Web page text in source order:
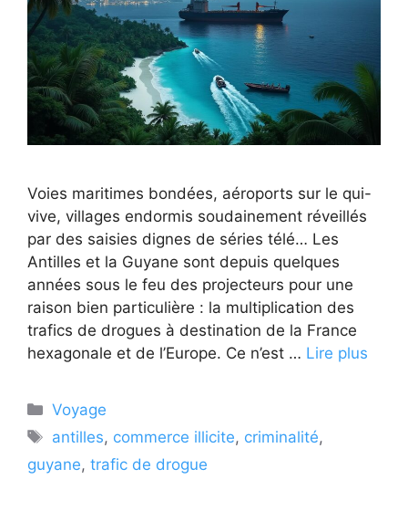
Voies maritimes bondées, aéroports sur le qui-
vive, villages endormis soudainement réveillés
par des saisies dignes de séries télé… Les
Antilles et la Guyane sont depuis quelques
années sous le feu des projecteurs pour une
raison bien particulière : la multiplication des
trafics de drogues à destination de la France
hexagonale et de l’Europe. Ce n’est … Lire plus
Catégories
Voyage
Étiquettes
antilles, commerce illicite, criminalité,
guyane, trafic de drogue